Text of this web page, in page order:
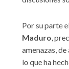
Por su parte
Maduro,
amenazas,
lo que ha